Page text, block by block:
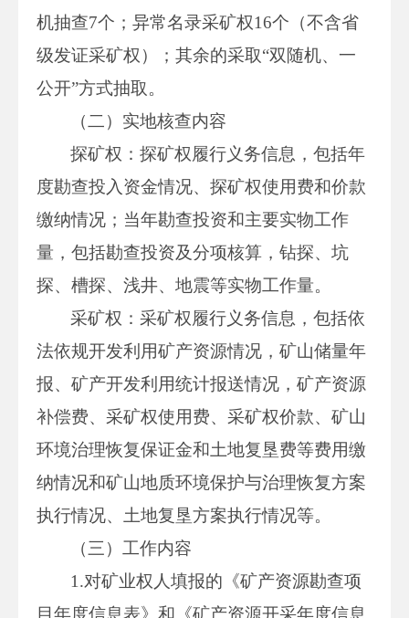
机抽查7个；异常名录采矿权16个（不含省
级发证采矿权）；其余的采取“双随机、一
公开”方式抽取。
（二）实地核查内容
探矿权：探矿权履行义务信息，包括年
度勘查投入资金情况、探矿权使用费和价款
缴纳情况；当年勘查投资和主要实物工作
量，包括勘查投资及分项核算，钻探、坑
探、槽探、浅井、地震等实物工作量。
采矿权：采矿权履行义务信息，包括依
法依规开发利用矿产资源情况，矿山储量年
报、矿产开发利用统计报送情况，矿产资源
补偿费、采矿权使用费、采矿权价款、矿山
环境治理恢复保证金和土地复垦费等费用缴
纳情况和矿山地质环境保护与治理恢复方案
执行情况、土地复垦方案执行情况等。
（三）工作内容
1.对矿业权人填报的《矿产资源勘查项
目年度信息表》和《矿产资源开采年度信息